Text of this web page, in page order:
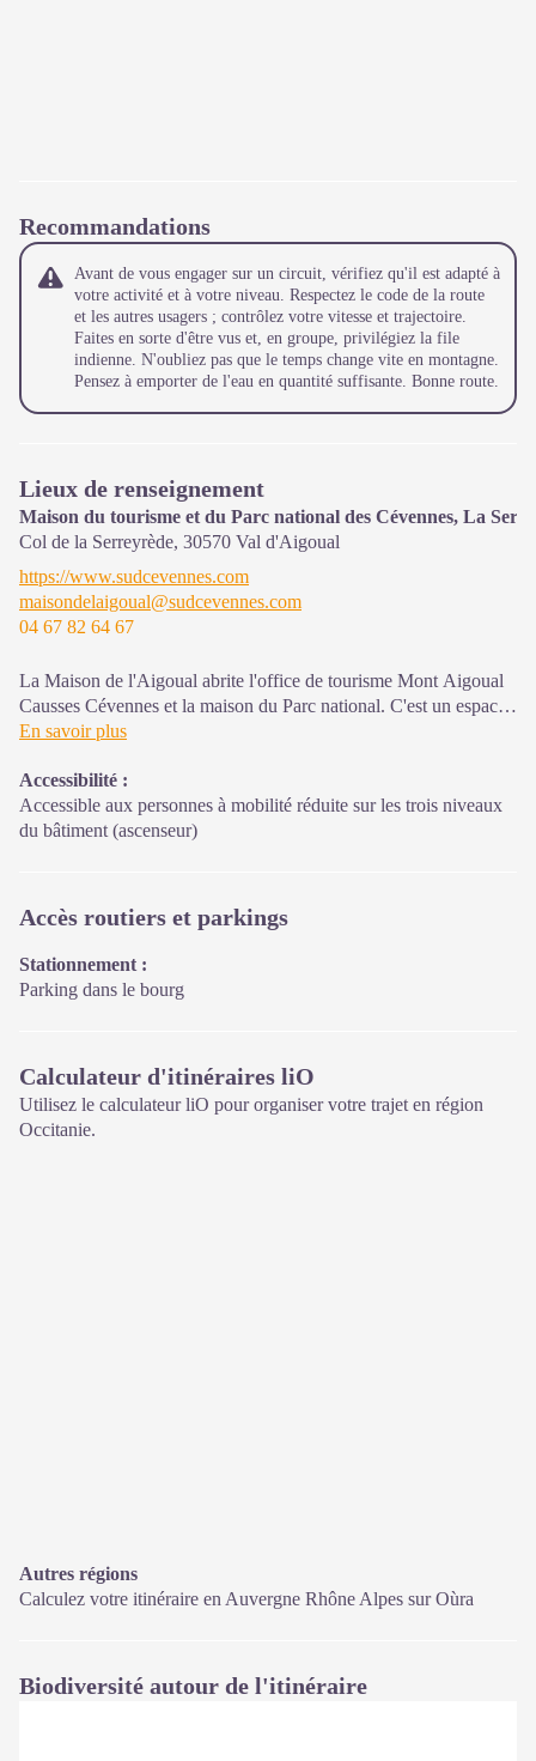
Recommandations
Avant de vous engager sur un circuit, vérifiez qu'il est adapté à
votre activité et à votre niveau. Respectez le code de la route
et les autres usagers ; contrôlez votre vitesse et trajectoire.
Faites en sorte d'être vus et, en groupe, privilégiez la file
indienne. N'oubliez pas que le temps change vite en montagne.
Pensez à emporter de l'eau en quantité suffisante. Bonne route.
Lieux de renseignement
Maison du tourisme et du Parc national des Cévennes, La
Col de la Serreyrède, 30570 Val d'Aigoual
https://www.sudcevennes.com
maisondelaigoual@sudcevennes.com
04 67 82 64 67
La Maison de l'Aigoual abrite l'office de tourisme Mont Aigoual
Causses Cévennes et la maison du Parc national. C'est un espace
d’accueil, d'information et de sensibilisation sur le Parc national
d'animation ainsi que les règles à adopter en cœur de Parc.
Sur place : expositions temporaires, animations au départ du site
et boutique
En savoir plus
Accessibilité :
Accessible aux personnes à mobilité réduite sur les trois niveaux
du bâtiment (ascenseur)
Accès routiers et parkings
Stationnement :
Parking dans le bourg
Calculateur d'itinéraires liO
Utilisez le calculateur liO pour organiser votre trajet en région
Occitanie.
Autres régions
Calculez votre itinéraire en Auvergne Rhône Alpes surOùra
Biodiversité autour de l'itinéraire